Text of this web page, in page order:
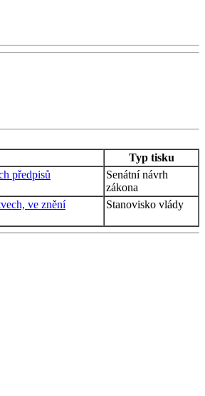
Typ tisku
předpisů
Senátní návrh
zákona
ve znění
Stanovisko vlády